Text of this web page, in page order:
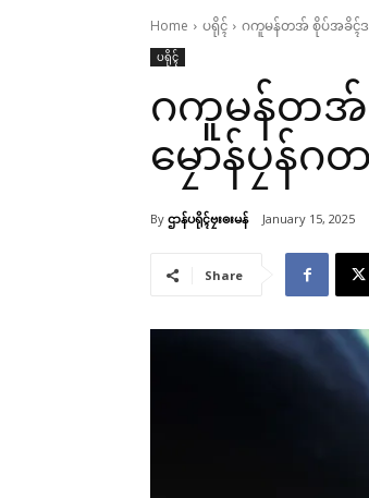
Home ပရိုၚ် ဂကူမန်တအ် စိုပ်အခိၚ်ဒ
ပရိုၚ်
ဂကူမန်တအ်
မၠောန်ပၠန်ဂ
By ဌာန်ပရိုၚ်ဗၠးၜးမန် January 15, 2025
Share